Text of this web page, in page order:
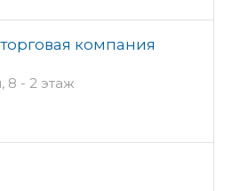
компания
8 - 2 этаж